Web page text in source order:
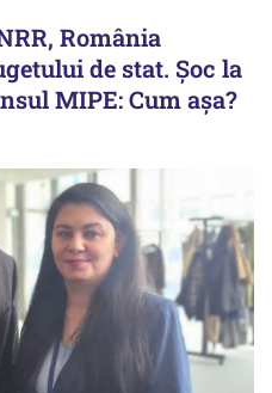
România
de stat. Șoc la
MIPE: Cum așa?